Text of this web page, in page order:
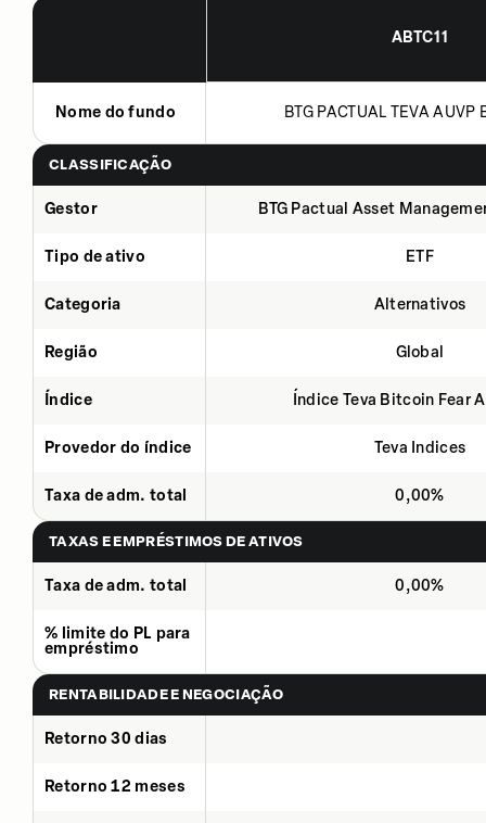
ABTC11
Nome do fundo BTG PACTUAL TEVA AUVP
CLASSIFICAÇÃO
Gestor BTG Pactual Asset
Tipo de ativo ETF
Categoria Alternativos
Região Global
Índice Índice Teva Bitcoin Fear
Provedor do índice Teva Indices
Taxa de adm. total 0,00%
TAXAS E EMPRÉSTIMOS DE ATIVOS
Taxa de adm. total 0,00%
% limite do PL para
empréstimo
RENTABILIDADE E NEGOCIAÇÃO
Retorno 30 dias
Retorno 12 meses